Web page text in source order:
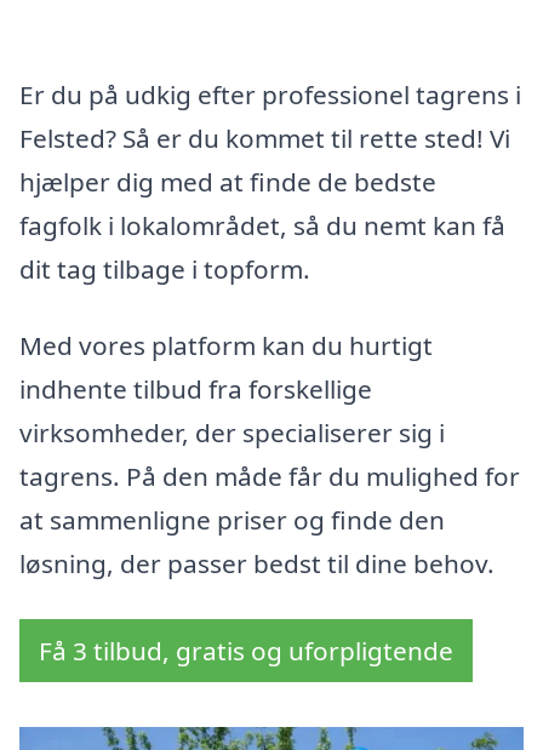
Er du på udkig efter professionel tagrens i
Felsted? Så er du kommet til rette sted! Vi
hjælper dig med at finde de bedste
fagfolk i lokalområdet, så du nemt kan få
dit tag tilbage i topform.
Med vores platform kan du hurtigt
indhente tilbud fra forskellige
virksomheder, der specialiserer sig i
tagrens. På den måde får du mulighed for
at sammenligne priser og finde den
løsning, der passer bedst til dine behov.
Få 3 tilbud, gratis og uforpligtende